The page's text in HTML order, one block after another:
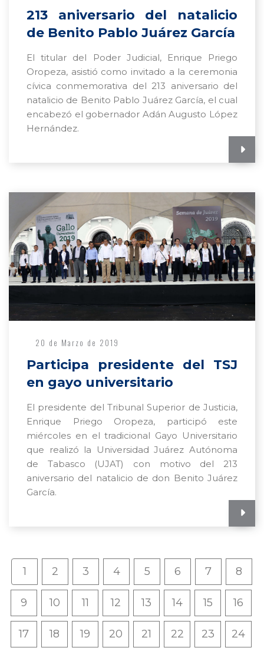
213 aniversario del natalicio
de Benito Pablo Juárez García
El titular del Poder Judicial, Enrique Priego
Oropeza, asistió como invitado a la ceremonia
cívica conmemorativa del 213 aniversario del
natalicio de Benito Pablo Juárez García, el cual
encabezó el gobernador Adán Augusto López
Hernández.
20 de Marzo de 2019
Participa presidente del TSJ
en gayo universitario
El presidente del Tribunal Superior de Justicia,
Enrique Priego Oropeza, participó este
miércoles en el tradicional Gayo Universitario
que realizó la Universidad Juárez Autónoma
de Tabasco (UJAT) con motivo del 213
aniversario del natalicio de don Benito Juárez
García.
1 2 3 4 5 6 7 8
9 10 11 12 13 14 15 16
17 18 19 20 21 22 23 24